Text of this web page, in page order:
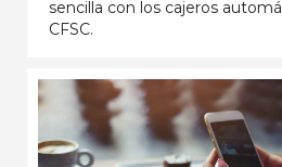
sencilla con los cajeros
CFSC.